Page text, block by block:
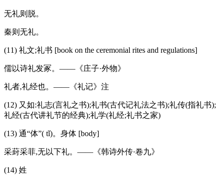
无礼则脱。
秦则无礼。
(11) 礼文;礼书 [book on the ceremonial rites and regulations]
儒以诗礼发冢。——《庄子·外物》
礼者,礼经也。——《礼记》注
(12) 又如:礼志(言礼之书);礼书(古代记礼法之书);礼传(指礼书);
礼经(古代讲礼节的经典);礼学(礼经;礼书之家)
(13) 通“体”( tǐ)。身体 [body]
采葑采菲,无以下礼。——《韩诗外传·卷九》
(14) 姓